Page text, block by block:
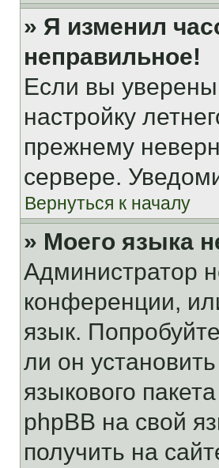
» Я изменил
неправильное!
Если вы
настройку
прежнему
сервере.
Вернуться к началу
» Моего языка
Администратор
конференции,
язык.
ли он
языкового
phpBB на свой
получить на